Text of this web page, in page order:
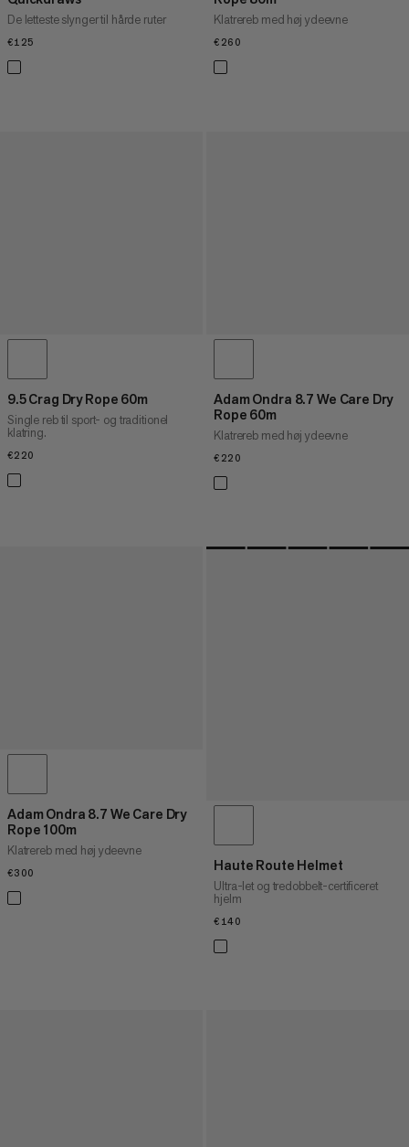
De letteste slynger til hårde ruter
€125
Klatrereb med høj ydeevne
€260
9.5 Crag Dry Rope 60m
Single reb til sport- og traditionel
klatring.
€220
Adam Ondra 8.7 We Care Dry
Rope 60m
Klatrereb med høj ydeevne
€220
Adam Ondra 8.7 We Care Dry
Rope 100m
Klatrereb med høj ydeevne
€300
Haute Route Helmet
Ultra-let og tredobbelt-certificeret
hjelm
€140